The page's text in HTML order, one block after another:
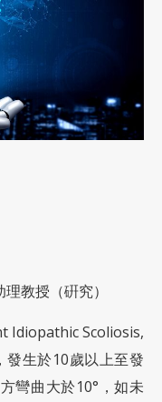
教授（硏究）
Idiopathic Scoliosis,
發生於10歲以上至發
彎曲大於10°，如未